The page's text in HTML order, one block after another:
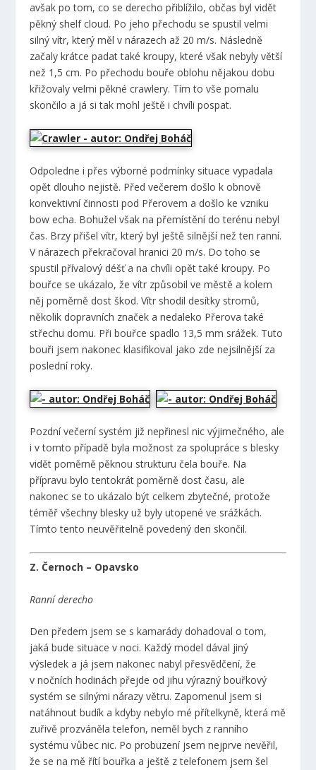
avšak po tom, co se derecho přiblížilo, občas byl vidět
pěkný shelf cloud. Po jeho přechodu se spustil velmi
silný vítr, který měl v nárazech až 20 m/s. Následně
začaly krátce padat také kroupy, které však nebyly větší
než 1,5 cm. Po přechodu bouře oblohu nějakou dobu
křižovaly velmi pěkné crawlery. Tím to vše pomalu
skončilo a já si tak mohl ještě i chvíli pospat.
Odpoledne i přes výborné podmínky situace vypadala
opět dlouho nejistě. Před večerem došlo k obnově
konvektivní činnosti pod Přerovem a došlo ke vzniku
bow echa. Bohužel však na přemístění do terénu nebyl
čas. Brzy přišel vítr, který byl ještě silnější než ten ranní.
V nárazech překračoval hranici 20 m/s. Do toho se
spustil přívalový déšť a na chvíli opět také kroupy. Po
bouřce se ukázalo, že vítr způsobil ve městě a kolem
něj poměrně dost škod. Vítr shodil desítky stromů,
několik dopravních značek a nedaleko Přerova také
střechu domu. Při bouřce spadlo 13,5 mm srážek. Tuto
bouři jsem nakonec klasifikoval jako zde nejsilnější za
poslední roky.
Pozdní večerní systém již nepřinesl nic výjimečného, ale
i v tomto případě byla možnost za spolupráce s blesky
vidět poměrně pěknou strukturu čela bouře. Na
přípravu bylo tentokrát poměrně dost času, ale
nakonec se to ukázalo být celkem zbytečné, protože
téměř všechny blesky už byly utopené ve srážkách.
Tímto tento neuvěřitelně povedený den skončil.
Z. Černoch – Opavsko
Ranní derecho
Den předem jsem se s kamarády dohadoval o tom,
jaká bude situace v noci. Každý model dával jiný
výsledek a já jsem nakonec nabyl přesvědčení, že
v nočních hodinách přejde od jihu výrazný bouřkový
systém se silnými nárazy větru. Zapomenul jsem si
natáhnout budík a kdyby nebylo mé přítelkyně, která mě
zuřivě prozváněla telefon, neměl bych z ranního
systému vůbec nic. Po probuzení jsem nejprve nevěřil,
že se na mě řítí bouřka a ještě z telefonem jsem šel